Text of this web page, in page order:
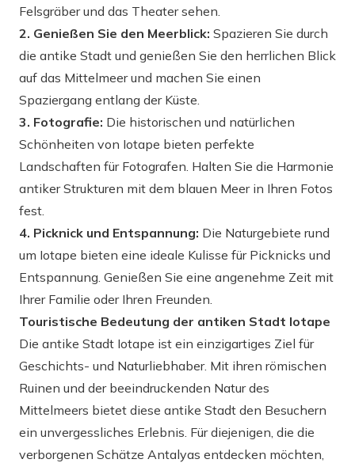
Felsgräber und das Theater sehen.
2. Genießen Sie den Meerblick: Spazieren Sie durch
die antike Stadt und genießen Sie den herrlichen Blick
auf das Mittelmeer und machen Sie einen
Spaziergang entlang der Küste.
3. Fotografie: Die historischen und natürlichen
Schönheiten von Iotape bieten perfekte
Landschaften für Fotografen. Halten Sie die Harmonie
antiker Strukturen mit dem blauen Meer in Ihren Fotos
fest.
4. Picknick und Entspannung: Die Naturgebiete rund
um Iotape bieten eine ideale Kulisse für Picknicks und
Entspannung. Genießen Sie eine angenehme Zeit mit
Ihrer Familie oder Ihren Freunden.
Touristische Bedeutung der antiken Stadt Iotape
Die antike Stadt Iotape ist ein einzigartiges Ziel für
Geschichts- und Naturliebhaber. Mit ihren römischen
Ruinen und der beeindruckenden Natur des
Mittelmeers bietet diese antike Stadt den Besuchern
ein unvergessliches Erlebnis. Für diejenigen, die die
verborgenen Schätze Antalyas entdecken möchten,